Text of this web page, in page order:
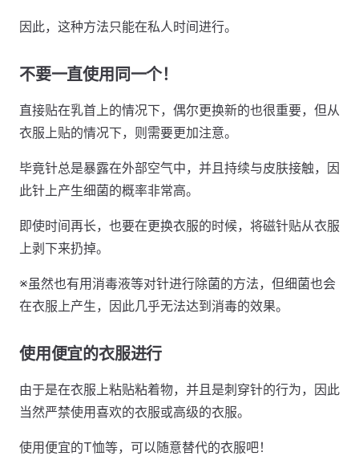
因此，这种方法只能在私人时间进行。
不要一直使用同一个！
直接贴在乳首上的情况下，偶尔更换新的也很重要，但从
衣服上贴的情况下，则需要更加注意。
毕竟针总是暴露在外部空气中，并且持续与皮肤接触，因
此针上产生细菌的概率非常高。
即使时间再长，也要在更换衣服的时候，将磁针贴从衣服
上剥下来扔掉。
※虽然也有用消毒液等对针进行除菌的方法，但细菌也会
在衣服上产生，因此几乎无法达到消毒的效果。
使用便宜的衣服进行
由于是在衣服上粘贴粘着物，并且是刺穿针的行为，因此
当然严禁使用喜欢的衣服或高级的衣服。
使用便宜的T恤等，可以随意替代的衣服吧！